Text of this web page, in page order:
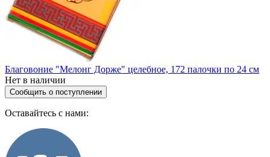
Благовоние "Мелонг Дорже" целебное, 172 палочки по 24 см
Нет в наличии
Сообщить о поступлении
Оставайтесь с нами: